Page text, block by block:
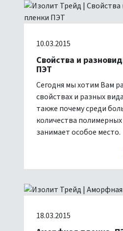
10.03.2015
Свойства и
ПЭТ
Сегодня мы хотим Вам
свойствах и разных
также почему среди
количества
занимает особое место.
18.03.2015